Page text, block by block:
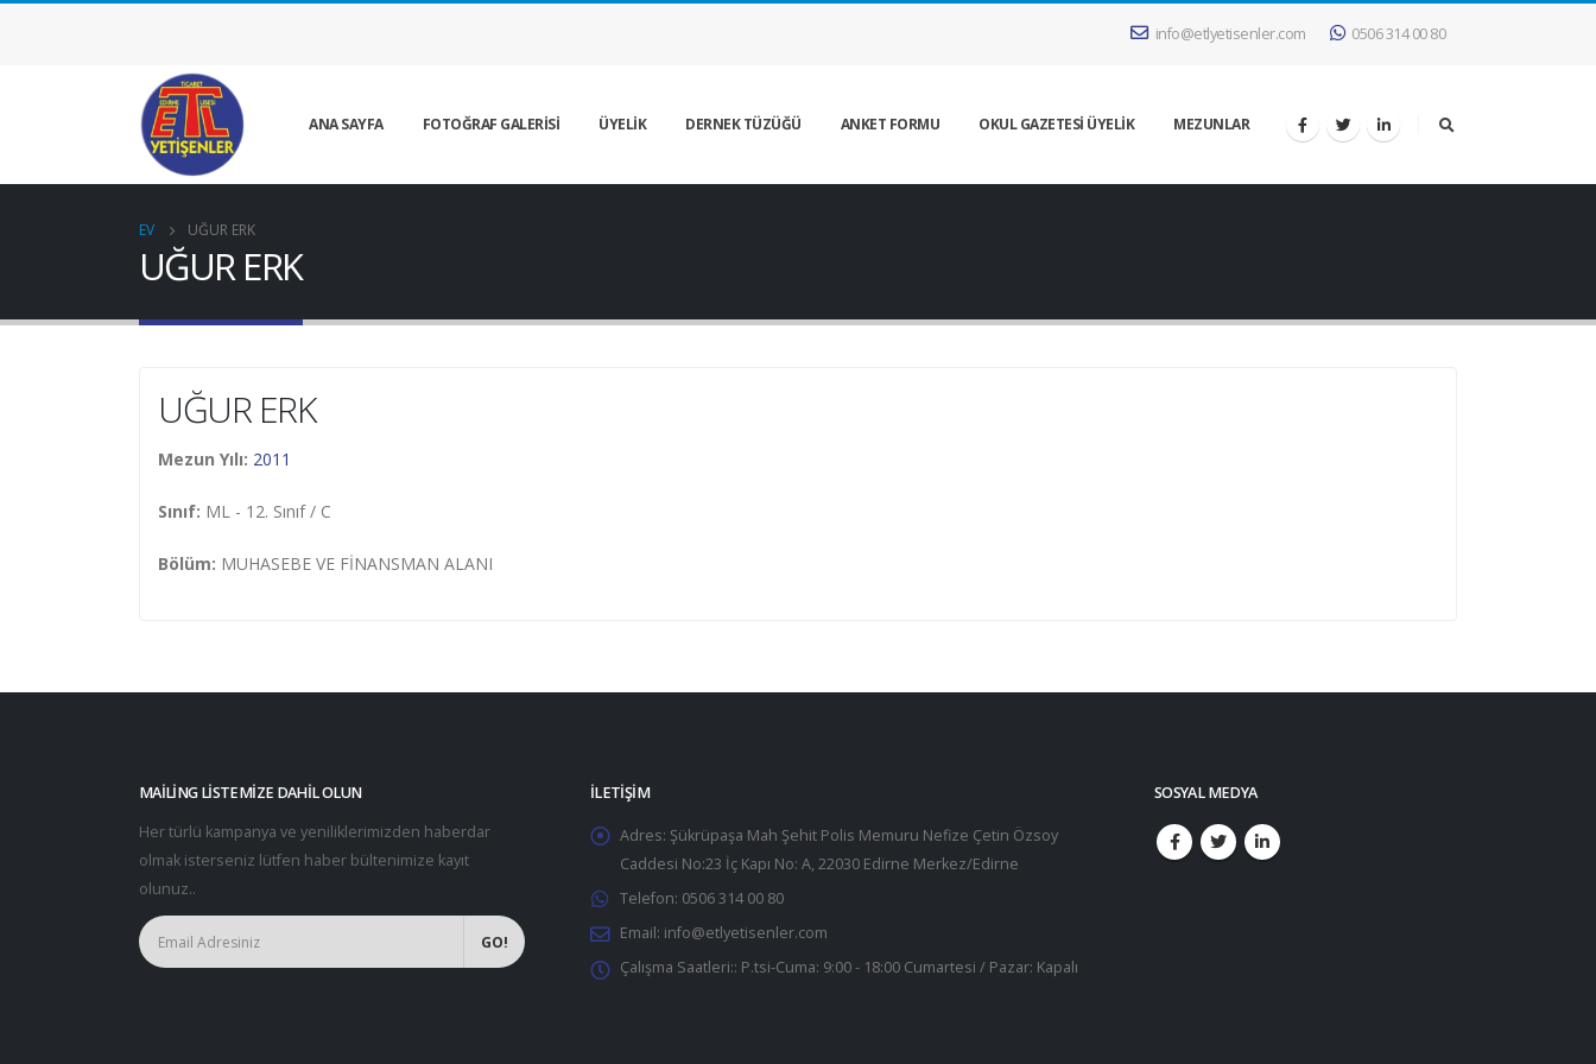
info@etlyetisenler.com 0506 314 00 80
ANA SAYFA FOTOĞRAF GALERİSİ ÜYELİK DERNEK TÜZÜĞÜ ANKET FORMU OKUL GAZETESİ ÜYELİK MEZUNLAR
EV UĞUR ERK
UĞUR ERK
UĞUR ERK
Mezun Yılı: 2011
Sınıf: ML - 12. Sınıf / C
Bölüm: MUHASEBE VE FİNANSMAN ALANI
MAILING LISTEMIZE DAHIL OLUN
Her türlü kampanya ve yeniliklerimizden haberdar
olmak isterseniz lütfen haber bültenimize kayıt
olunuz..
İLETIŞIM
Adres: Şükrüpaşa Mah Şehit Polis Memuru Nefize Çetin Özsoy
Caddesi No:23 İç Kapı No: A, 22030 Edirne Merkez/Edirne
Telefon: 0506 314 00 80
Email: info@etlyetisenler.com
Çalışma Saatleri:: P.tsi-Cuma: 9:00 - 18:00 Cumartesi / Pazar: Kapalı
SOSYAL MEDYA